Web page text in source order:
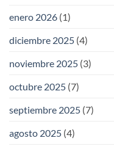
enero 2026 (1)
diciembre 2025 (4)
noviembre 2025 (3)
octubre 2025 (7)
septiembre 2025 (7)
agosto 2025 (4)